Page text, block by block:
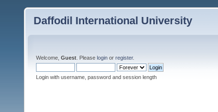
Daffodil International University
Welcome, Guest . Please login or register.
Login with username, password and session length